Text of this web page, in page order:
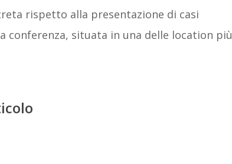
rispetto alla presentazione di casi
conferenza, situata in una delle location più